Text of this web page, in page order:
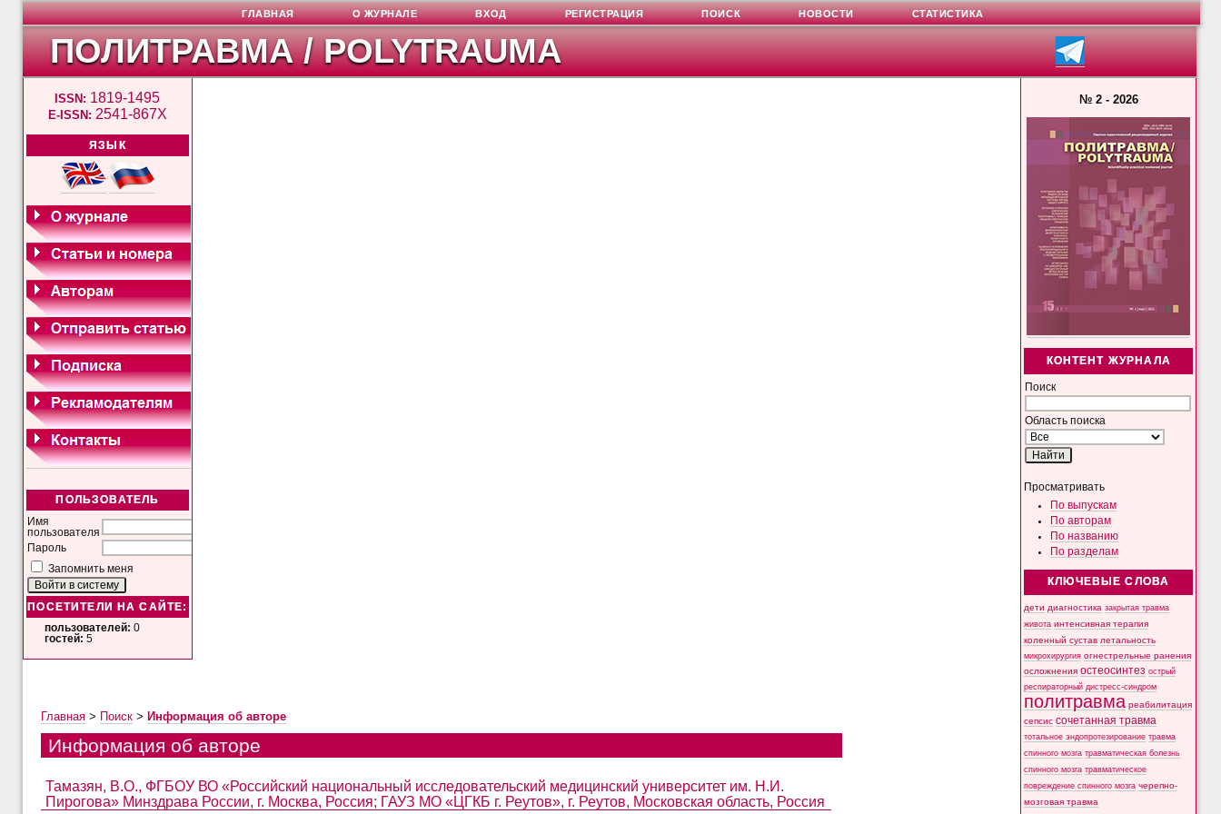
ПОЛИТРАВМА / POLYTRAUMA
ISSN: 1819-1495
E-ISSN: 2541-867X
ЯЗЫК
ПОЛЬЗОВАТЕЛЬ
Имя
пользователя
Пароль
Запомнить меня
ПОСЕТИТЕЛИ НА САЙТЕ:
пользователей: 0
гостей: 5
№ 2 - 2026
КОНТЕНТ ЖУРНАЛА
Поиск
Область поиска
Просматривать
По выпускам
По авторам
По названию
По разделам
КЛЮЧЕВЫЕ СЛОВА
дети диагностика закрытая травма
живота интенсивная терапия
коленный сустав летальность
микрохирургия огнестрельные ранения
осложнения остеосинтез острый
респираторный дистресс-синдром
политравма реабилитация
сепсис сочетанная травма
тотальное эндопротезирование травма
спинного мозга травматическая болезнь
спинного мозга травматическое
повреждение спинного мозга черепно-
мозговая травма
ГЛАВНАЯ О ЖУРНАЛЕ ВХОД РЕГИСТРАЦИЯ ПОИСК НОВОСТИ СТАТИСТИКА
Главная> Поиск> Информация об авторе
Информация об авторе
Тамазян, В.О., ФГБОУ ВО «Российский национальный исследовательский медицинский университет им. Н.И.
Пирогова» Минздрава России, г. Москва, Россия; ГАУЗ МО «ЦГКБ г. Реутов», г. Реутов, Московская область, Россия